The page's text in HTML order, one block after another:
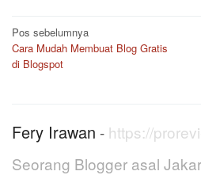
Navigasi
pos
Pos sebelumnya
Cara Mudah Membuat Blog Gratis
di Blogspot
Fery Irawan - https://
Seorang Blogger asal